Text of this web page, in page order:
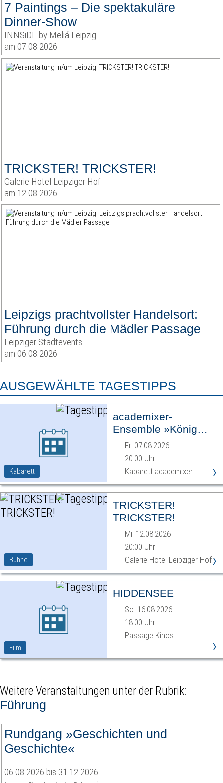
7 Paintings – Die spektakuläre
Dinner-Show
INNSiDE by Meliá Leipzig
am 07.08.2026
TRICKSTER! TRICKSTER!
Galerie Hotel Leipziger Hof
am 12.08.2026
Leipzigs prachtvollster Handelsort:
Führung durch die Mädler Passage
Leipziger Stadtevents
am 06.08.2026
AUSGEWÄHLTE TAGESTIPPS
Kabarett
academixer-
Ensemble »König
Ödipus«
Fr. 07.08.2026
20:00 Uhr
Kabarett academixer
›
Bühne
TRICKSTER!
TRICKSTER!
Mi. 12.08.2026
20:00 Uhr
Galerie Hotel Leipziger Hof›
Film
HIDDENSEE
So. 16.08.2026
18:00 Uhr
Passage Kinos
›
Weitere Veranstaltungen unter der Rubrik:
Führung
Rundgang »Geschichten und
Geschichte«
06.08.2026 bis 31.12.2026